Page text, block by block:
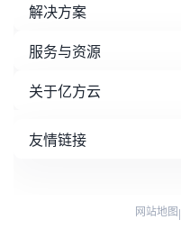
解决方案
服务与资源
关于亿方云
友情链接
网站地图|